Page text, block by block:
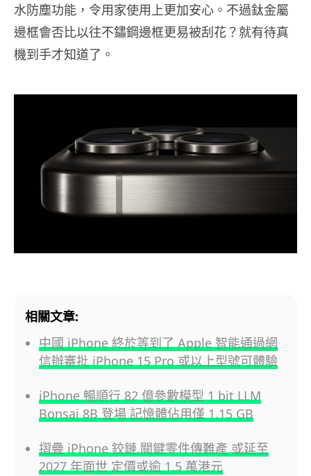
水防塵功能，令用家使用上更加安心。不過鈦金屬
邊框會否比以往不鏽鋼邊框更易被刮花？就有待真
機到手才知道了。
相關文章:
中國 iPhone 終於等到了 Apple 智能通過網
信辦審批 iPhone 15 Pro 或以上型號可體驗
iPhone 暢順行 82 億參數模型 1 bit LLM
Bonsai 8B 登場 記憶體佔用僅 1.15 GB
摺疊 iPhone 鉸鏈,關鍵零件傳難產 或延至
2027 年面世 定價或逾 1.5 萬港元